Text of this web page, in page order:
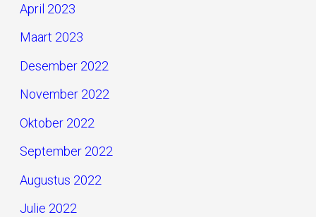
April 2023
Maart 2023
Desember 2022
November 2022
Oktober 2022
September 2022
Augustus 2022
Julie 2022